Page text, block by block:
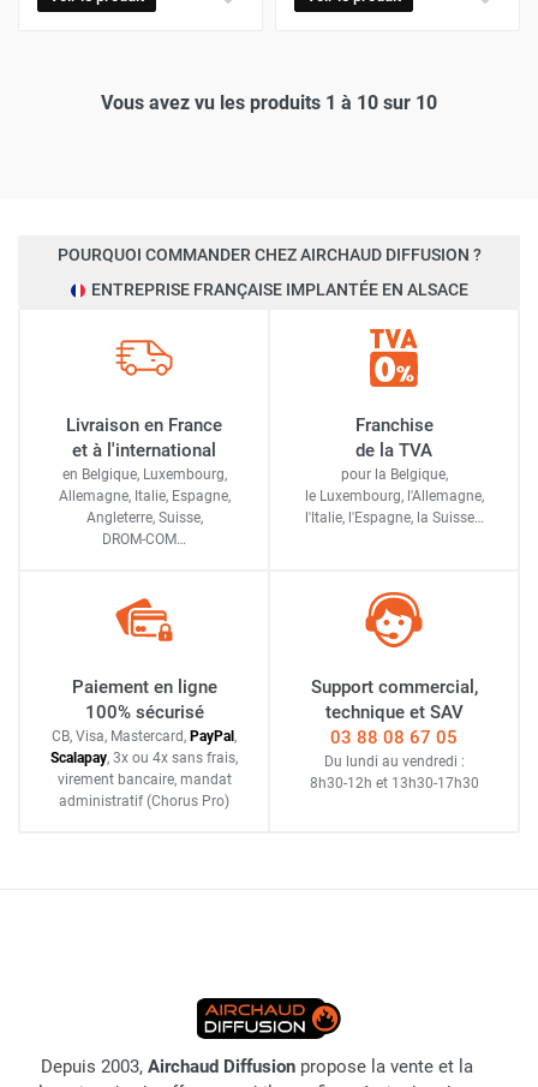
Vous avez vu les produits 1 à 10 sur 10
POURQUOI COMMANDER CHEZ AIRCHAUD DIFFUSION ?
ENTREPRISE FRANÇAISE IMPLANTÉE EN ALSACE
Livraison en France
et à l'international
en Belgique, Luxembourg,
Allemagne, Italie, Espagne,
Angleterre, Suisse,
DROM-COM…
Franchise
de la TVA
pour la Belgique,
le Luxembourg, l'Allemagne,
l'Italie, l'Espagne, la Suisse…
Paiement en ligne
100% sécurisé
CB, Visa, Mastercard, PayPal ,
Scalapay, 3x ou 4x sans frais,
virement bancaire, mandat
administratif (Chorus Pro)
Support commercial,
technique et SAV
03 88 08 67 05
Du lundi au vendredi :
8h30-12h et 13h30-17h30
Depuis 2003, Airchaud Diffusion propose la vente et la